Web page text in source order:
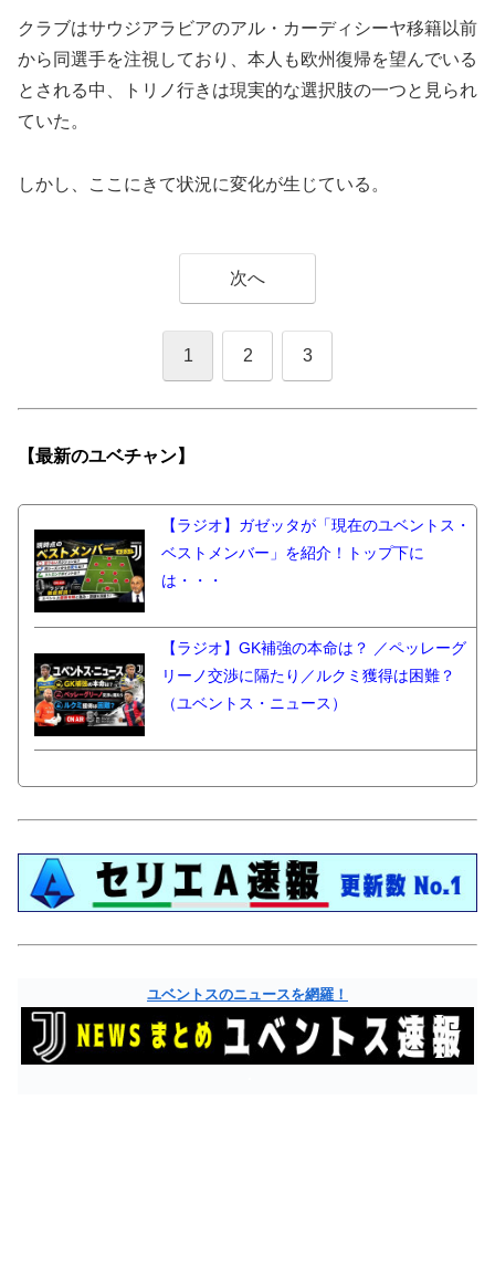
クラブはサウジアラビアのアル・カーディシーヤ移籍以前
から同選手を注視しており、本人も欧州復帰を望んでいる
とされる中、トリノ行きは現実的な選択肢の一つと見られ
ていた。
しかし、ここにきて状況に変化が生じている。
次へ
1 2 3
【最新のユベチャン】
【ラジオ】ガゼッタが「現在のユベントス・
ベストメンバー」を紹介！トップ下に
は・・・
【ラジオ】GK補強の本命は？ ／ペッレーグ
リーノ交渉に隔たり／ルクミ獲得は困難？
（ユベントス・ニュース）
ユベントスのニュースを網羅！